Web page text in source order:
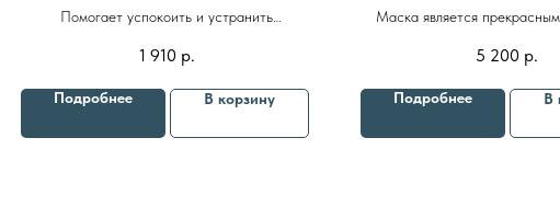
никотинамидом и троксерутином
Помогает успокоить и устранить
1 910 р.
Подробнее В корзину
Маска является
восстанавливая
эластичность поврежденной
5 200 р.
Подробнее В